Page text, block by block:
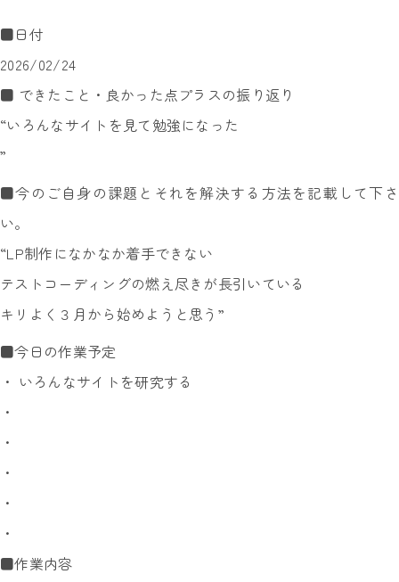
■日付
2026/02/24
■ できたこと・良かった点プラスの振り返り
“いろんなサイトを見て勉強になった
”
■今のご自身の課題とそれを解決する方法を記載して下さ
い。
“LP制作になかなか着手できない
テストコーディングの燃え尽きが長引いている
キリよく３月から始めようと思う”
■今日の作業予定
・ いろんなサイトを研究する
・
・
・
・
・
■作業内容